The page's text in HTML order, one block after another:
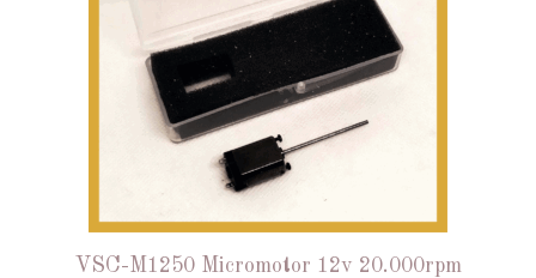
VSC-M1250 Micromotor 12v 20.000rpm